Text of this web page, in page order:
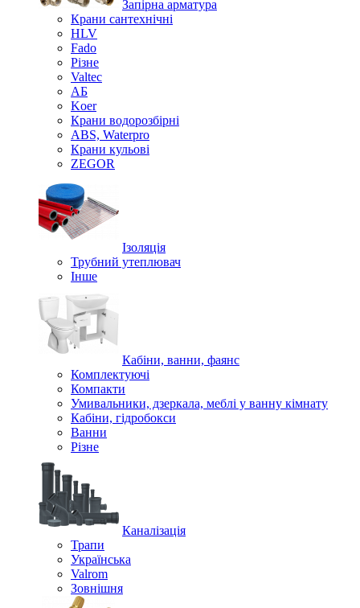
Запірна арматура
Крани сантехнічні
HLV
Fado
Різне
Valtec
АБ
Koer
Крани водорозбірні
ABS, Waterpro
Крани кульові
ZEGOR
Ізоляція
Трубний утеплювач
Інше
Кабіни, ванни, фаянс
Комплектуючі
Компакти
Умивальники, дзеркала, меблі у ванну кімнату
Кабіни, гідробокси
Ванни
Різне
Каналізація
Трапи
Українська
Valrom
Зовнішня